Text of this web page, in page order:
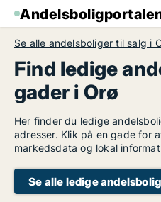
Se alle andelsboliger til salg i
Find ledige
gader i Orø
Her finder du ledige
adresser. Klik på en gade for
markedsdata og lokal
Se alle ledige